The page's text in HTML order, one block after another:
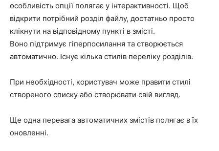
особливість опції полягає у інтерактивності. Щоб
відкрити потрібний розділ файлу, достатньо просто
клікнути на відповідному пункті в змісті.
Воно підтримує гіперпосилання та створюється
автоматично. Існує кілька стилів переліку розділів.
При необхідності, користувач може правити стилі
створеного списку або створювати свій вигляд.
Ще одна перевага автоматичних змістів полягає в їх
оновленні.